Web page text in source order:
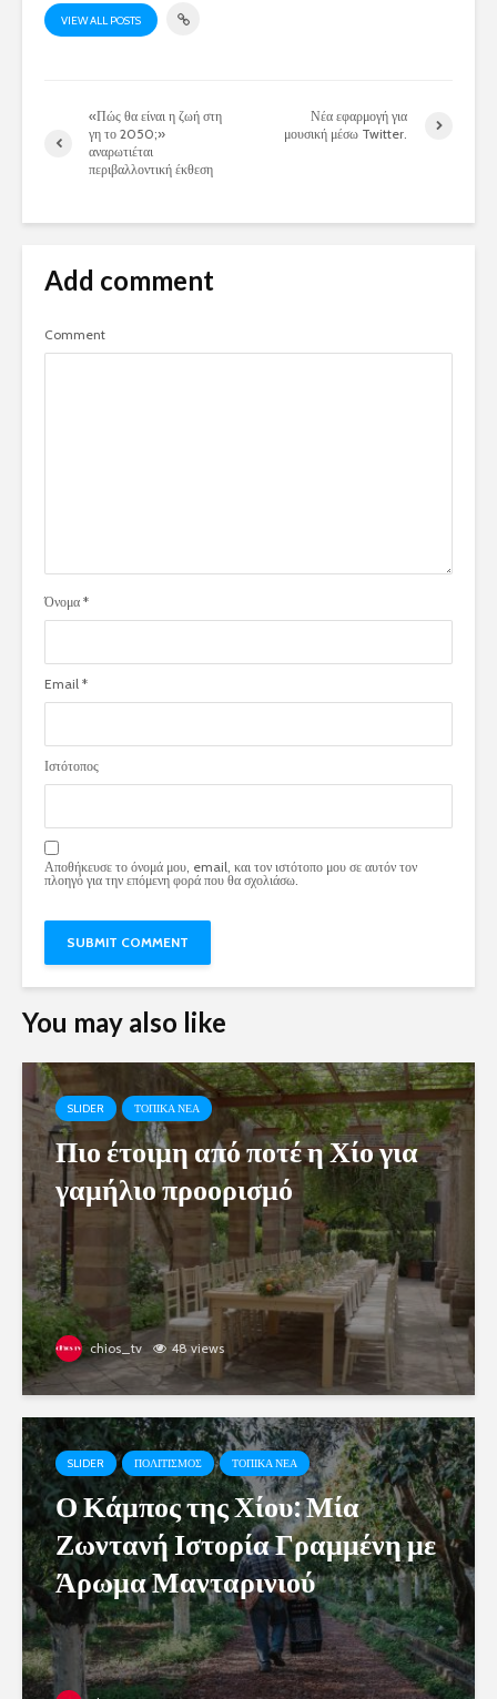
VIEW ALL POSTS
«Πώς θα είναι η ζωή στη
γη το 2050;»
αναρωτιέται
περιβαλλοντική έκθεση
Νέα εφαρμογή για
μουσική μέσω Twitter.
Add comment
Comment
Όνομα *
Email *
Ιστότοπος
Αποθήκευσε το όνομά μου, email, και τον ιστότοπο μου σε αυτόν τον
πλοηγό για την επόμενη φορά που θα σχολιάσω.
You may also like
SLIDER ΤΟΠΙΚΑ ΝΕΑ
Πιο έτοιμη από ποτέ η Χίο για
γαμήλιο προορισμό
chios_tv 48 views
SLIDER ΠΟΛΙΤΙΣΜΟΣ ΤΟΠΙΚΑ ΝΕΑ
Ο Κάμπος της Χίου: Μία
Ζωντανή Ιστορία Γραμμένη με
Άρωμα Μανταρινιού